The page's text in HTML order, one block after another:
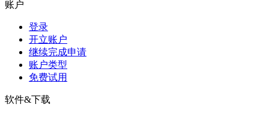
账户
登录
开立账户
继续完成申请
账户类型
免费试用
软件&下载